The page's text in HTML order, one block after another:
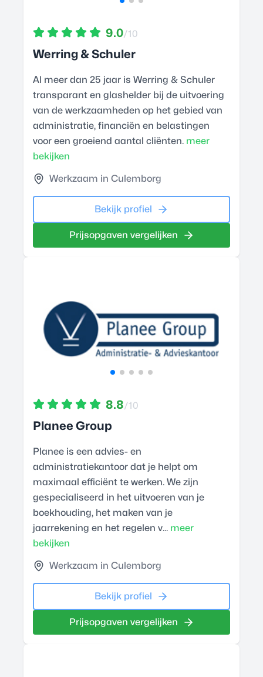
9.0/10
Werring & Schuler
Al meer dan 25 jaar is Werring & Schuler
transparant en glashelder bij de uitvoering
van de werkzaamheden op het gebied van
administratie, financiën en belastingen
voor een groeiend aantal cliënten. meer
bekijken
Werkzaam in Culemborg
Bekijk profiel
Prijsopgaven vergelijken
8.8/10
Planee Group
Planee is een advies- en
administratiekantoor dat je helpt om
maximaal efficiënt te werken. We zijn
gespecialiseerd in het uitvoeren van je
boekhouding, het maken van je
jaarrekening en het regelen v... meer
bekijken
Werkzaam in Culemborg
Bekijk profiel
Prijsopgaven vergelijken